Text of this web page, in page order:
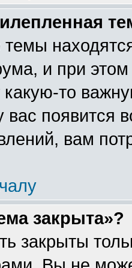
и при
какую-то
вас появится
вам
закрыта»?
закрыты